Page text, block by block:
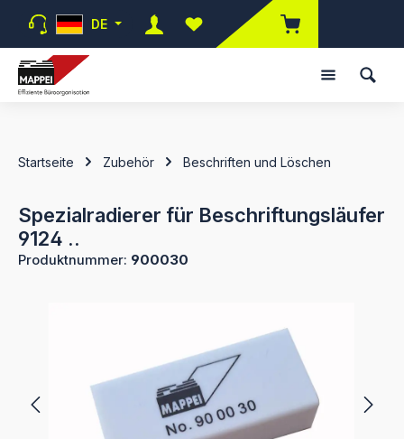
Zum Hauptinhalt springen
DE
Du hast 0 Produkte auf dem
Startseite Zubehör Beschriften und Löschen
Spezialradierer für Beschriftungsläufer
9124 ..
Produktnummer: 900030